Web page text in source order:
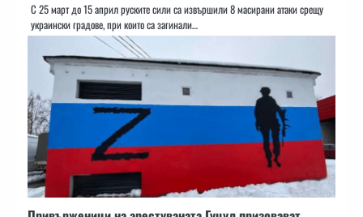
С 25 март до 15 април руските сили са извършили 8 масирани атаки срещу
украински градове, при които са загинали…